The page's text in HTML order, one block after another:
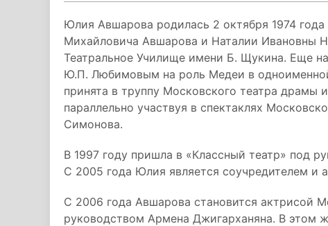
Юлия Авшарова родилась 2 октября 1974
Михайловича Авшарова и Наталии Ивановны
Театральное Училище имени Б. Щукина. Еще
Ю.П. Любимовым на роль Медеи в
принята в труппу Московского театра драмы
параллельно участвуя в спектаклях
Симонова.
В 1997 году пришла в «Классный театр» под
С 2005 года Юлия является соучредителем и
С 2006 года Авшарова становится актрисой
руководством Армена Джигарханяна. В этом